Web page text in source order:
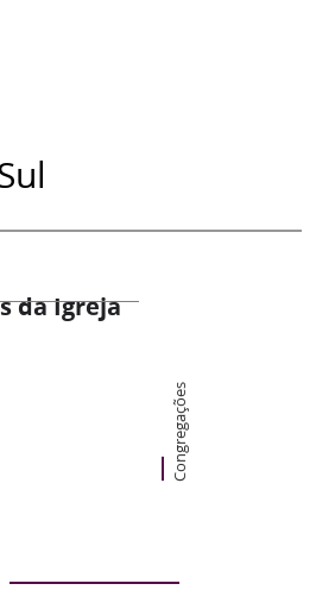
da Igreja
Congregações